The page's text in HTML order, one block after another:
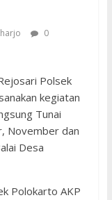
0
Polsek
kegiatan
Tunai
November dan
Desa
Polokarto AKP